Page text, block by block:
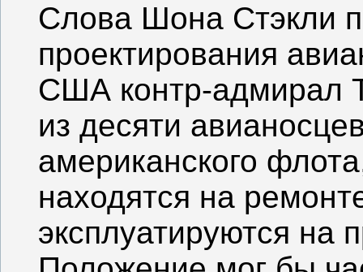
Слова Шона Стэкли
проектирования
США контр-адмирал
из десяти
американского
находятся на
эксплуатируются на